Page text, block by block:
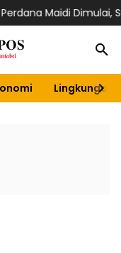
Maidi Dimulai,
Lingkungan